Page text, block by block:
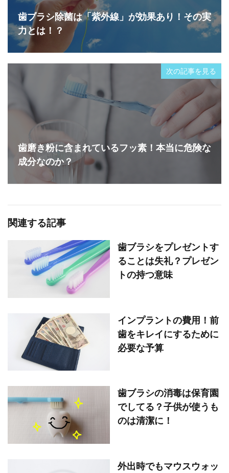
歯ブラシ除菌は「紫外線」が効果あり！その実
力とは！？
次の記事を見る
歯磨き粉に含まれているフッ素！本当に危険な
成分なのか？
関連する記事
歯ブラシをプレゼントす
ることは失礼？プレゼン
トの持つ意味
インプラントの費用！前
歯をキレイにするために
必要な予算
歯ブラシの消毒は保育園
でしてる？子供が使うも
のは清潔に！
外出時でもマウスウォッ